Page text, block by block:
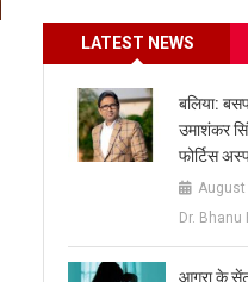
LATEST NEWS
बलिया:
उमाशंकर
फोर्टिस
August
Dr. Bhanu
आगरा के